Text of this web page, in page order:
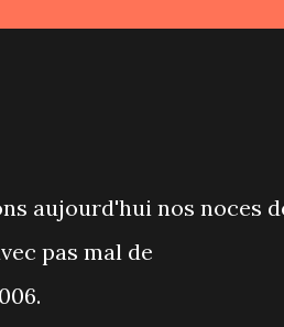
aujourd'hui nos noces
pas mal de